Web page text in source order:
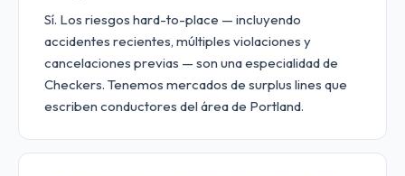
Sí. Los riesgos hard-to-place — incluyendo
accidentes recientes, múltiples violaciones y
cancelaciones previas — son una especialidad de
Checkers. Tenemos mercados de surplus lines que
escriben conductores del área de Portland.